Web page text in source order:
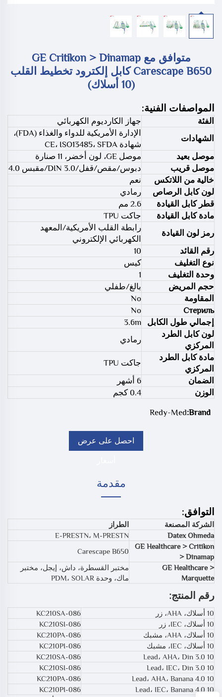
متوافق مع GE Critikon > Dinamap
Carescape B650 كابل إلكترود تخطيط القلب
(10 أسلاك)
المواصفات الفنية:
الفئة
جهاز الكارديوم الكهربائي
الشهادات
الإدارة الأمريكية للدواء والغذاء (FDA)،
شهادة CE، ISO13485، SFDA
موصل بعيد
موصل GE، لون أخضر، 11 صنارة
موصل قريب
دبوس/مقص/قفل/DIN 3.0/مقبس 4.0
خالية من اللاتكس
نعم
لون كابل الرصاص
رمادي
قطر كابل القيادة
2.6 مم
مادة كابل القيادة
جاكت TPU
رمز لون القيادة
رابطة القلب الأمريكية/المعهد
الكهربائي الإلكتروني
رقم القائد
10
نوع التغليف
كيس
وحدة التغليف
1
حجم المريض
بالغ/طفلي
المقاومة
No
Стериль
No
إجمالي طول الكابل
3.6m
لون كابل الطرد
المركزي
رمادي
مادة كابل الطرد
المركزي
جاكت TPU
الضمان
6 أشهر
الوزن
0.4 كجم
Brand:
Redy-Med
احصل على عرض
مقدمة
التوافق:
الشركة المصنعة
الطراز
Datex Ohmeda
E-PRESTN، M-PRESTN
GE Healthcare > Critikon
> Dinamap
Carescape B650
GE Healthcare >
Marquette
مختبر القسطرة، داش، إيجل، مختبر
ماك، وحدة PDM، SOLAR
رقم المنتج:
10 أسلاك، AHA، زر
KC210SA-086
10 أسلاك، IEC، زر
KC210SI-086
10 أسلاك، AHA، مشبك
KC210PA-086
10 أسلاك، IEC، مشبك
KC210PI-086
10 Lead، AHA، Din 3.0
KC210SA-086
10 Lead، IEC، Din 3.0
KC210SI-086
10 Lead، AHA، Banana 4.0
KC210PA-086
10 Lead، IEC، Banana 4.0
KC210PI-086